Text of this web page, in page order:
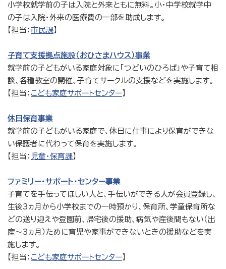
小学校就学前の子は入院と外来ともに無料。小・中学校就学中
の子は入院・外来の医療費の一部を助成します。
【担当： 市民課】
子育て支援拠点施設（おひさまハウス）事業
就学前の子どもがいる家庭対象に「つどいのひろば」や子育て相
談、各種教室の開催、子育てサークルの支援などを実施します。
【担当： こども家庭サポートセンター】
休日保育事業
就学前の子どもがいる家庭で、休日に仕事により保育ができな
い保護者に代わって保育を実施します。
【担当： 児童・保育課】
ファミリー・サポート・センター事業
子育てを手伝ってほしい人と、手伝いができる人が会員登録し、
生後3ヵ月から小学校までの一時預かり、保育所、学童保育所な
どの送り迎えや登園前、帰宅後の援助、病気や産後間もない（出
産～3ヵ月）ために育児や家事ができないときの援助などを実
施します。
【担当： こども家庭サポートセンター】